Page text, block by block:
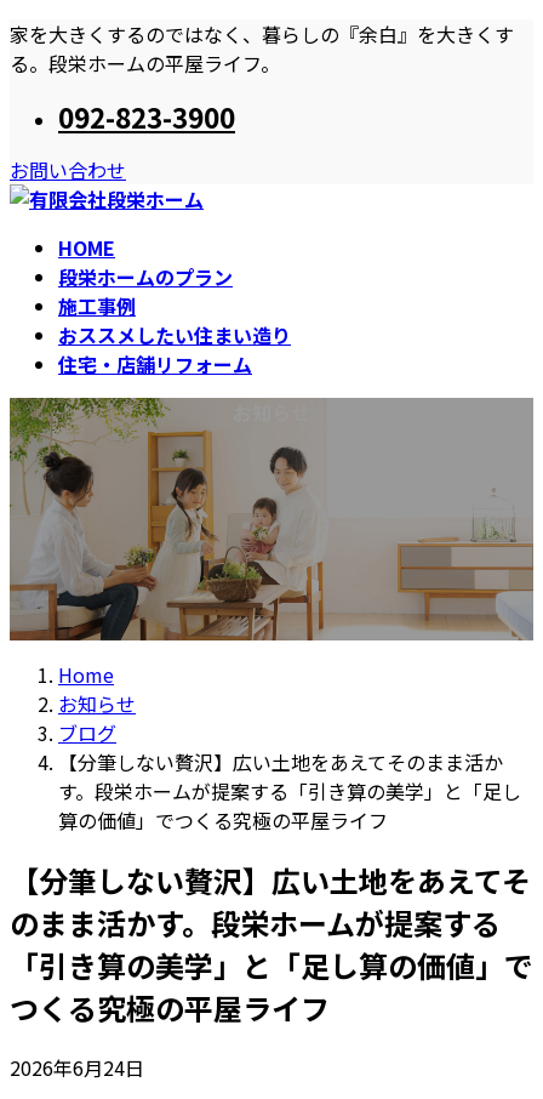
コ
ン
へ
ス
ナ
ビ
ョ
ン
家を大きくするのではなく、暮らしの『余白』を大きくす
る。段栄ホームの平屋ライフ。
092-823-3900
お問い合わせ
HOME
段栄ホームのプラン
施工事例
おススメしたい住まい造り
住宅・店舗リフォーム
Home
お知らせ
ブログ
【分筆しない贅沢】広い土地をあえてそのまま活か
す。段栄ホームが提案する「引き算の美学」と「足し
算の価値」でつくる究極の平屋ライフ
【分筆しない贅沢】広い土地をあえてそ
のまま活かす。段栄ホームが提案する
「引き算の美学」と「足し算の価値」で
つくる究極の平屋ライフ
2026年6月24日